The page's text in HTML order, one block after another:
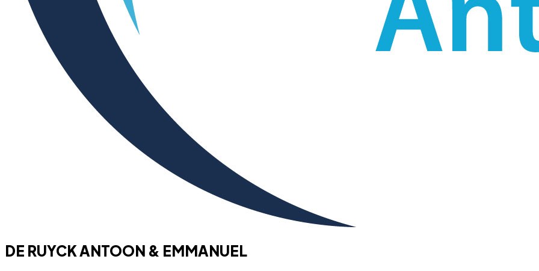
DE RUYCK ANTOON & EMMANUEL